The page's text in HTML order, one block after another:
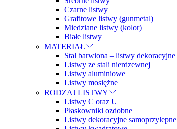
Czarne listwy
Grafitowe listwy (gunmetal)
Miedziane listwy (kolor)
Białe listwy
MATERIAŁ
Stal barwiona – listwy dekoracyjne
Listwy ze stali nierdzewnej
Listwy aluminiowe
Listwy mosiężne
RODZAJ LISTWY
Listwy C oraz U
Płaskowniki ozdobne
Listwy dekoracyjne samoprzylepne